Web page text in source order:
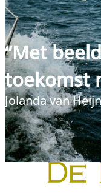
“Met
toekomst
Jolanda van